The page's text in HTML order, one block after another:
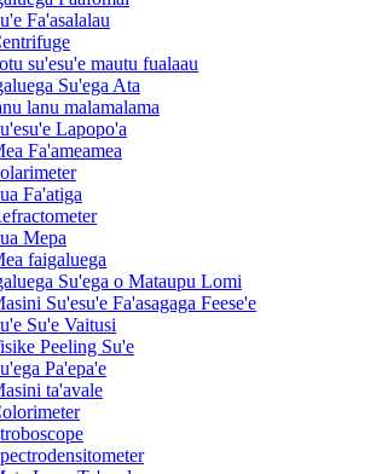
Fa'asalalau
su'esu'e mautu fualaau
Su'ega Ata
lanu malamalama
Lapopo'a
Fa'ameamea
Fa'atiga
Mepa
faigaluega
Su'ega o Mataupu Lomi
Su'esu'e Fa'asagaga Feese'e
Su'e Vaitusi
Peeling Su'e
Pa'epa'e
ta'avale